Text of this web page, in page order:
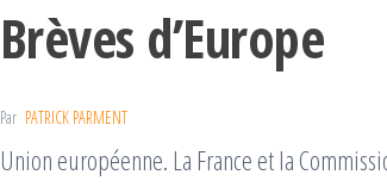
Brèves d’Europe
Par PATRICK PARMENT
Union européenne. La France et la